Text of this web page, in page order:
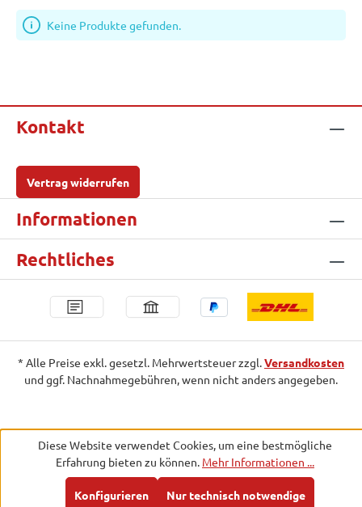
Keine Produkte gefunden.
Kontakt
Vertrag widerrufen
Informationen
Rechtliches
* Alle Preise exkl. gesetzl. Mehrwertsteuer zzgl.Versandkosten
und ggf. Nachnahmegebühren, wenn nicht anders angegeben.
Diese Website verwendet Cookies, um eine bestmögliche
Erfahrung bieten zu können. Mehr Informationen ...
Nur technisch notwendige
Konfigurieren